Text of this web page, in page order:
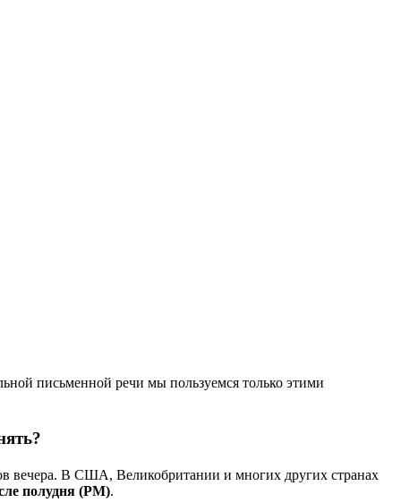
письменной речи мы пользуемся только этими
вечера. В США, Великобритании и многих других странах
полудня (PM).